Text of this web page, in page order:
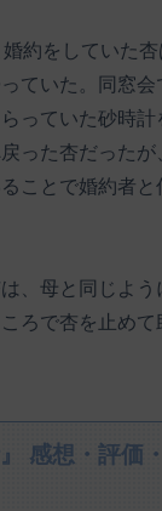
約をしていた
ていた。同窓
っていた砂時
った杏だったが
ことで婚約者と
、母と同じよう
ろで杏を止め
感想・評価